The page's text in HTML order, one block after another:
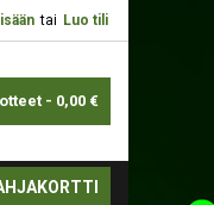
tai Luo tili
- 0,00 €